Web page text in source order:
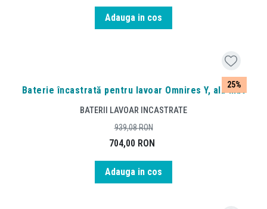
Adauga in cos
25%
Baterie încastrată pentru lavoar Omnires Y, alb mat
BATERII LAVOAR INCASTRATE
704,00 RON
939,08RON
Adauga in cos